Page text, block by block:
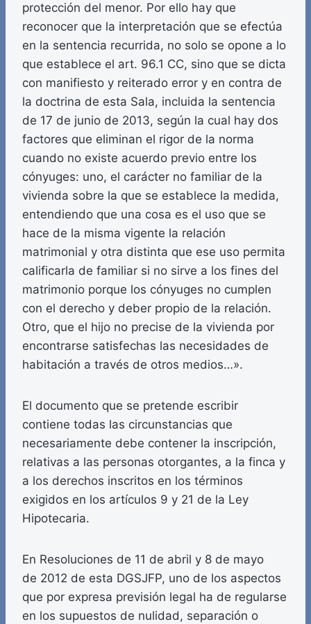
protección del menor. Por ello hay que
reconocer que la interpretación que se efectúa
en la sentencia recurrida, no solo se opone a lo
que establece el art. 96.1 CC, sino que se dicta
con manifiesto y reiterado error y en contra de
la doctrina de esta Sala, incluida la sentencia
de 17 de junio de 2013, según la cual hay dos
factores que eliminan el rigor de la norma
cuando no existe acuerdo previo entre los
cónyuges: uno, el carácter no familiar de la
vivienda sobre la que se establece la medida,
entendiendo que una cosa es el uso que se
hace de la misma vigente la relación
matrimonial y otra distinta que ese uso permita
calificarla de familiar si no sirve a los fines del
matrimonio porque los cónyuges no cumplen
con el derecho y deber propio de la relación.
Otro, que el hijo no precise de la vivienda por
encontrarse satisfechas las necesidades de
habitación a través de otros medios…».
El documento que se pretende escribir
contiene todas las circunstancias que
necesariamente debe contener la inscripción,
relativas a las personas otorgantes, a la finca y
a los derechos inscritos en los términos
exigidos en los artículos 9 y 21 de la Ley
Hipotecaria.
En Resoluciones de 11 de abril y 8 de mayo
de 2012 de esta DGSJFP, uno de los aspectos
que por expresa previsión legal ha de regularse
en los supuestos de nulidad, separación o